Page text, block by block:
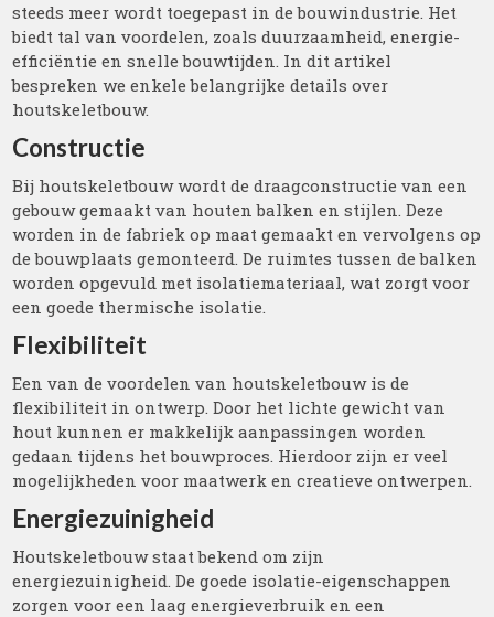
steeds meer wordt toegepast in de bouwindustrie. Het
biedt tal van voordelen, zoals duurzaamheid, energie-
efficiëntie en snelle bouwtijden. In dit artikel
bespreken we enkele belangrijke details over
houtskeletbouw.
Constructie
Bij houtskeletbouw wordt de draagconstructie van een
gebouw gemaakt van houten balken en stijlen. Deze
worden in de fabriek op maat gemaakt en vervolgens op
de bouwplaats gemonteerd. De ruimtes tussen de balken
worden opgevuld met isolatiemateriaal, wat zorgt voor
een goede thermische isolatie.
Flexibiliteit
Een van de voordelen van houtskeletbouw is de
flexibiliteit in ontwerp. Door het lichte gewicht van
hout kunnen er makkelijk aanpassingen worden
gedaan tijdens het bouwproces. Hierdoor zijn er veel
mogelijkheden voor maatwerk en creatieve ontwerpen.
Energiezuinigheid
Houtskeletbouw staat bekend om zijn
energiezuinigheid. De goede isolatie-eigenschappen
zorgen voor een laag energieverbruik en een